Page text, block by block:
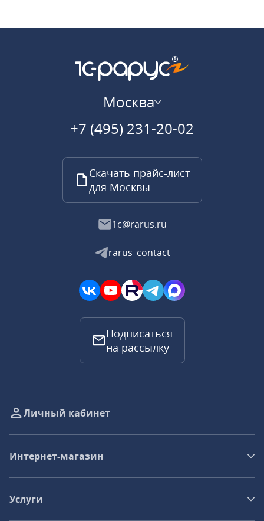
Москва
+7 (495) 231-20-02
Скачать прайс-лист
для Москвы
1c@rarus.ru
rarus_contact
Подписаться
на рассылку
Личный кабинет
Интернет-магазин
Услуги